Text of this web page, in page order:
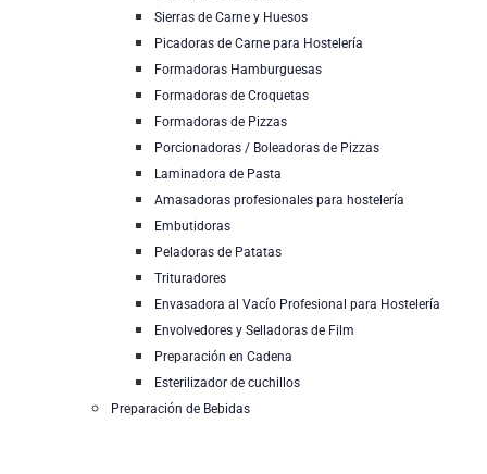
Sierras de Carne y Huesos
Picadoras de Carne para Hostelería
Formadoras Hamburguesas
Formadoras de Croquetas
Formadoras de Pizzas
Porcionadoras / Boleadoras de Pizzas
Laminadora de Pasta
Amasadoras profesionales para hostelería
Embutidoras
Peladoras de Patatas
Trituradores
Envasadora al Vacío Profesional para Hostelería
Envolvedores y Selladoras de Film
Preparación en Cadena
Esterilizador de cuchillos
Preparación de Bebidas